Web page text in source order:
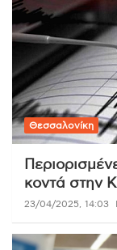
Θεσσαλονίκη
κοντά στην
23/04/2025, 14:03